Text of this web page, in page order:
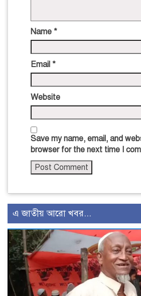
Name *
Email *
Website
Save my name, email, and
browser for the next time I
এ জাতীয় আরো খবর...